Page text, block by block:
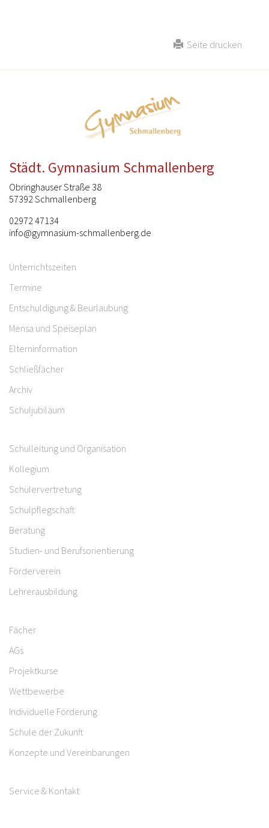
Seite drucken
Städt. Gymnasium Schmallenberg
Obringhauser Straße 38
57392 Schmallenberg
02972 47134
info@gymnasium-schmallenberg.de
Unterrichtszeiten
Termine
Entschuldigung & Beurlaubung
Mensa und Speiseplan
Elterninformation
Schließfächer
Archiv
Schuljubiläum
Schulleitung und Organisation
Kollegium
Schülervertretung
Schulpflegschaft
Beratung
Studien- und Berufsorientierung
Förderverein
Lehrerausbildung
Fächer
AGs
Projektkurse
Wettbewerbe
Individuelle Förderung
Schule der Zukunft
Konzepte und Vereinbarungen
Service & Kontakt